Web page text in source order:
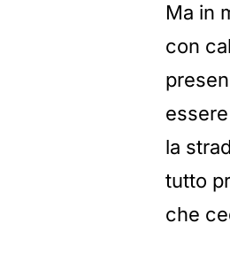
Ma in
con
la
tutto
che